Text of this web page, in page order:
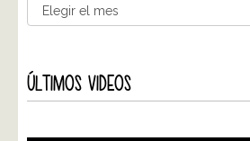
ÚLTIMOS VIDEOS